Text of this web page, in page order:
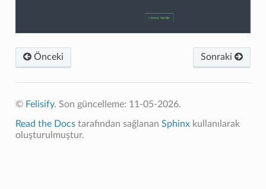
Sonraki
Önceki
© Felisify. Son güncelleme: 11-05-2026.
Read the Docstarafından sağlanan Sphinxkullanılarak
oluşturulmuştur.